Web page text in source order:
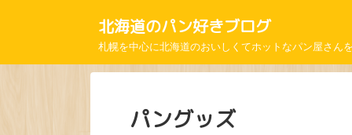
北海道のパン好きブログ
札幌を中心に北海道のおいしくてホットなパン屋さん
パングッズ